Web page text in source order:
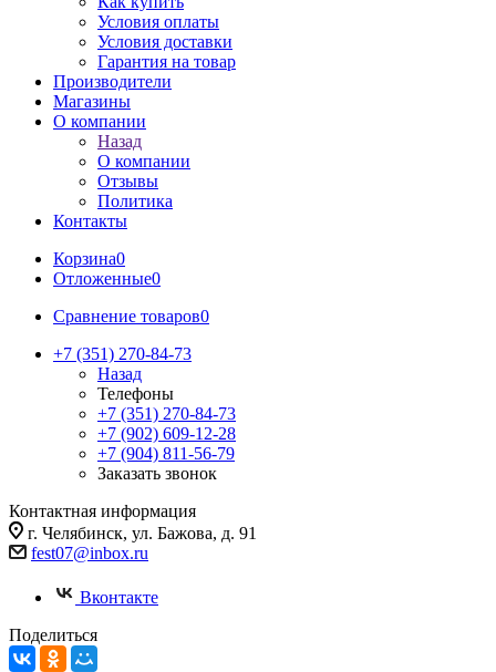
Условия оплаты
Условия доставки
Гарантия на товар
Производители
Магазины
О компании
Назад
О компании
Отзывы
Политика
Контакты
Корзина0
Отложенные0
Сравнение товаров0
+7 (351) 270-84-73
Назад
Телефоны
+7 (351) 270-84-73
+7 (902) 609-12-28
+7 (904) 811-56-79
Заказать звонок
Контактная информация
г. Челябинск, ул. Бажова, д. 91
fest07@inbox.ru
Вконтакте
Поделиться